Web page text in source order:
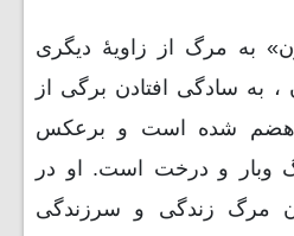
به مرگ از زاویۀ دیگری
به سادگی افتادن برگی از
شده است و برعکس
وبار و درخت است. او در
مرگ زندگی و سرزندگی